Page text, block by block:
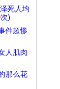
死人均
次)
件超惨
人肌肉
那么花